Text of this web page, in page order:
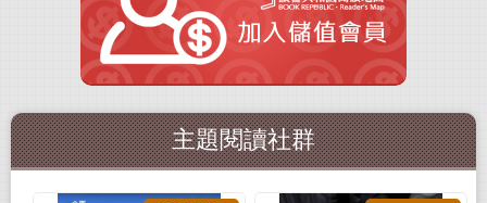
主題閱讀社群